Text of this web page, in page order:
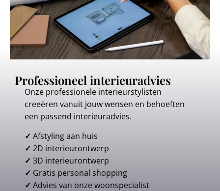
Professioneel interieuradvies
Onze professionele interieurstylisten
creeëren vanuit jouw wensen en behoeften
een passend interieuradvies.
✓ Afstyling aan huis
✓ 2D interieurontwerp
✓ 3D interieurontwerp
✓ Gratis personal shopping
✓ Advies van onze woonspecialist